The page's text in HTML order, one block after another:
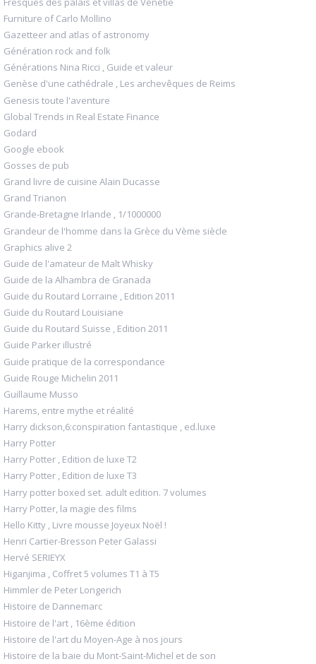
Furniture of Carlo Mollino
Gazetteer and atlas of astronomy
Génération rock and folk
Générations Nina Ricci , Guide et valeur
Genèse d'une cathédrale , Les archevêques de Reims
Genesis toute l'aventure
Global Trends in Real Estate Finance
Godard
Google ebook
Gosses de pub
Grand livre de cuisine Alain Ducasse
Grand Trianon
Grande-Bretagne Irlande , 1/1000000
Grandeur de l'homme dans la Grèce du Vème siècle
Graphics alive 2
Guide de l'amateur de Malt Whisky
Guide de la Alhambra de Granada
Guide du Routard Lorraine , Edition 2011
Guide du Routard Louisiane
Guide du Routard Suisse , Edition 2011
Guide Parker illustré
Guide pratique de la correspondance
Guide Rouge Michelin 2011
Guillaume Musso
Harems, entre mythe et réalité
Harry dickson,6:conspiration fantastique , ed.luxe
Harry Potter
Harry Potter , Edition de luxe T2
Harry Potter , Edition de luxe T3
Harry potter boxed set. adult edition. 7 volumes
Harry Potter, la magie des films
Hello Kitty , Livre mousse Joyeux Noël !
Henri Cartier-Bresson Peter Galassi
Hervé SERIEYX
Higanjima , Coffret 5 volumes T1 à T5
Himmler de Peter Longerich
Histoire de Dannemarc
Histoire de l'art , 16ème édition
Histoire de l'art du Moyen-Age à nos jours
Histoire de la baie du Mont-Saint-Michel et de son